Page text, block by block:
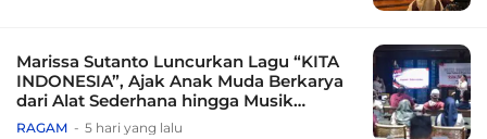
Marissa Sutanto Luncurkan Lagu “KITA
INDONESIA”, Ajak Anak Muda Berkarya
dari Alat Sederhana hingga Musik
Tradisional
RAGAM 5 hari yang lalu